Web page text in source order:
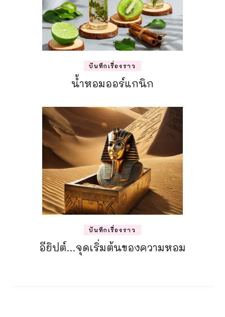
บันทึกเรื่องราว
น้ำหอมออร์แกนิก
บันทึกเรื่องราว
อียิปต์…จุดเริ่มต้นของความหอม